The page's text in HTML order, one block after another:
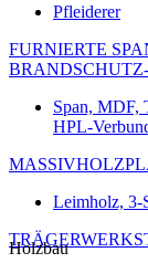
Pfleiderer
FURNIERTE
Span, MDF,
HPL-
Leimholz, 3-
Holzbau